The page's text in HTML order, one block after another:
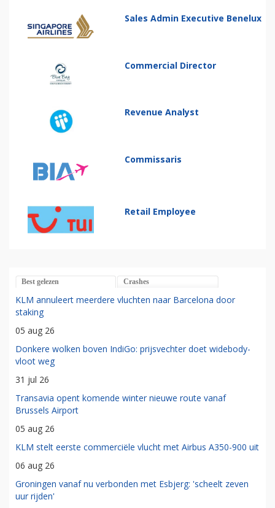
Sales Admin Executive Benelux
Commercial Director
Revenue Analyst
Commissaris
Retail Employee
Best gelezen Crashes
KLM annuleert meerdere vluchten naar Barcelona door
staking
05 aug 26
Donkere wolken boven IndiGo: prijsvechter doet widebody-
vloot weg
31 jul 26
Transavia opent komende winter nieuwe route vanaf
Brussels Airport
05 aug 26
KLM stelt eerste commerciële vlucht met Airbus A350-900 uit
06 aug 26
Groningen vanaf nu verbonden met Esbjerg: 'scheelt zeven
uur rijden'